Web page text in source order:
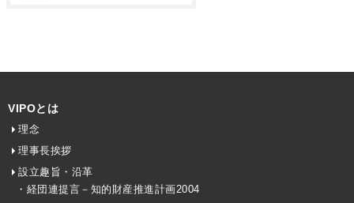
VIPOとは
理念
理事長挨拶
設立趣旨・沿革
・経団連提言－知的財産推進計画2004